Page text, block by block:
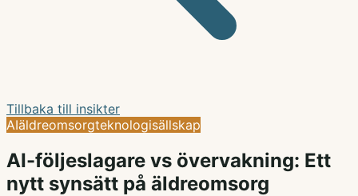
Tillbaka till insikter
AIäldreomsorgteknologisällskap
AI-följeslagare vs övervakning: Ett
nytt synsätt på äldreomsorg